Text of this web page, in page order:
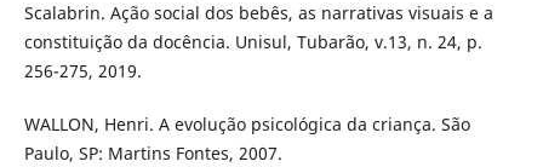
Scalabrin. Ação social dos bebês, as narrativas visuais e a
constituição da docência. Unisul, Tubarão, v.13, n. 24, p.
256-275, 2019.
WALLON, Henri. A evolução psicológica da criança. São
Paulo, SP: Martins Fontes, 2007.